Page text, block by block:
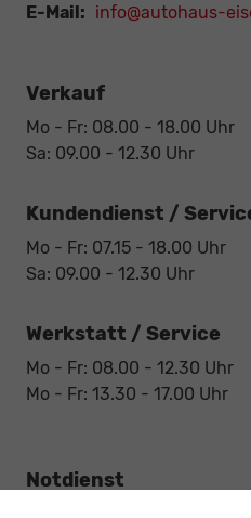
E-Mail: info@autohaus-
Verkauf
Mo - Fr: 08.00 - 18.00 Uhr
Sa: 09.00 - 12.30 Uhr
Kundendienst /
Mo - Fr: 07.15 - 18.00 Uhr
Sa: 09.00 - 12.30 Uhr
Werkstatt / Service
Mo - Fr: 08.00 - 12.30 Uhr
Mo - Fr: 13.30 - 17.00 Uhr
Notdienst